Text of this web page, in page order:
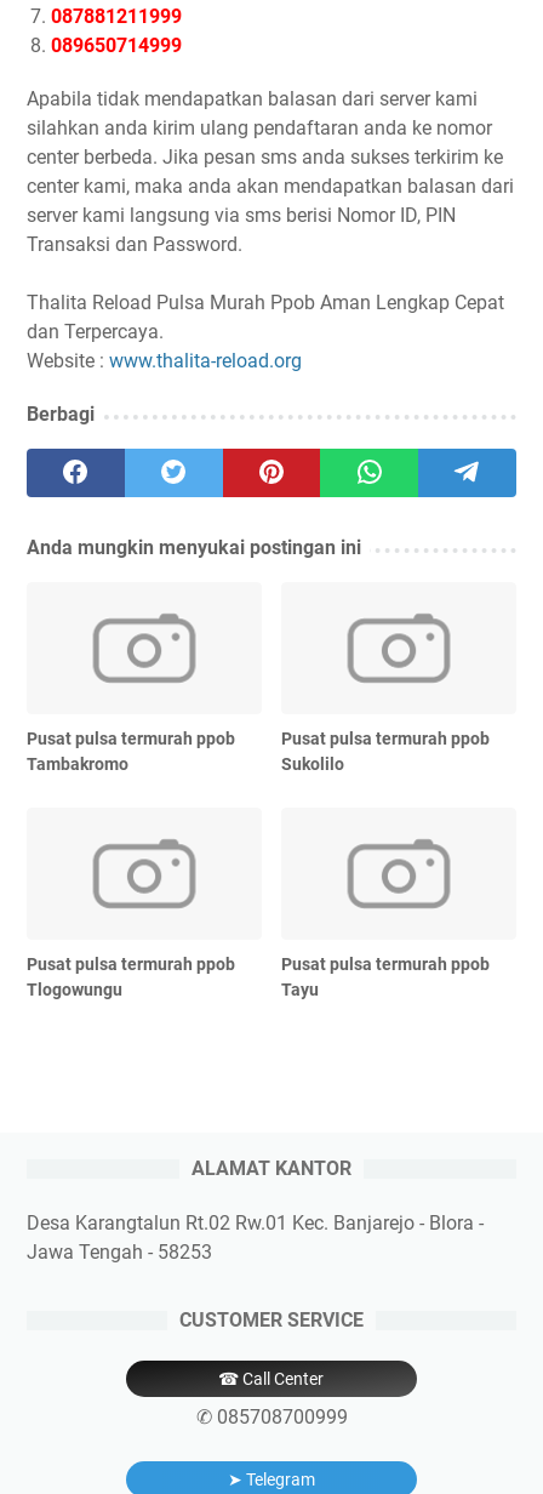
087881211999
089650714999
Apabila tidak mendapatkan balasan dari server kami
silahkan anda kirim ulang pendaftaran anda ke nomor
center berbeda. Jika pesan sms anda sukses terkirim ke
center kami, maka anda akan mendapatkan balasan dari
server kami langsung via sms berisi Nomor ID, PIN
Transaksi dan Password.
Thalita Reload Pulsa Murah Ppob Aman Lengkap Cepat
dan Terpercaya.
Website : www.thalita-reload.org
Berbagi
Anda mungkin menyukai postingan ini
Pusat pulsa termurah ppob
Tambakromo
Pusat pulsa termurah ppob
Sukolilo
Pusat pulsa termurah ppob
Tlogowungu
Pusat pulsa termurah ppob
Tayu
ALAMAT KANTOR
Desa Karangtalun Rt.02 Rw.01 Kec. Banjarejo - Blora -
Jawa Tengah - 58253
CUSTOMER SERVICE
☎ Call Center
✆ 085708700999
➤ Telegram